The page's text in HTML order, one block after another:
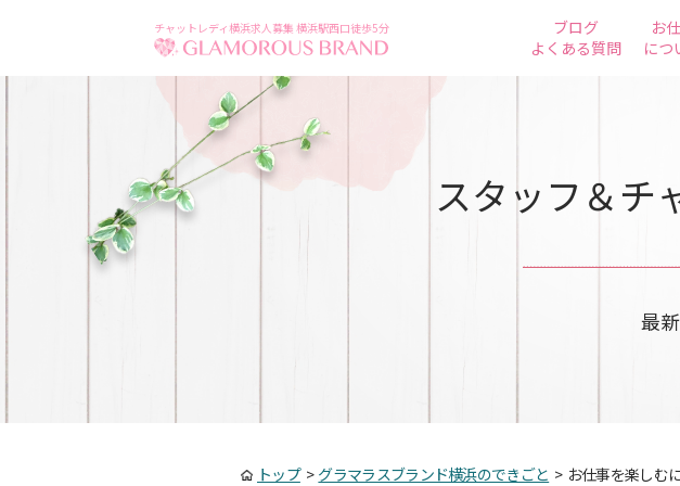
チャットレディ横浜求人募集 横浜駅西口徒歩5分
ブログ
よくある質問
お
につ
スタッフ＆チ
最
トップ> グラマラスブランド横浜のできごと > お仕事を楽しむ